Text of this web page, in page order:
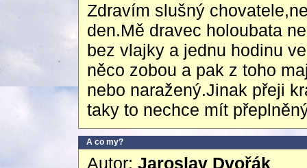
Zdravím slušný
den.Mě dravec holoubata
bez vlajky a jednu hodinu
něco zobou a pak z toho
nebo naražený.Jinak přeji
taky to nechce mít
A co my?
Autor: Jaroslav Dvořák